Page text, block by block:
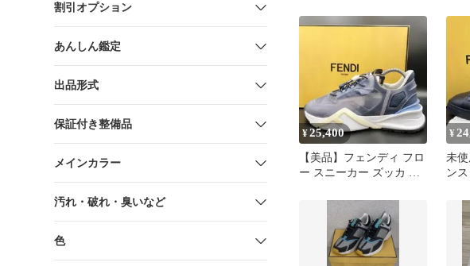
割引オプション
あんしん鑑定
出品形式
保証付き整備品
メインカラー
汚れ・破れ・臭いなど
色
¥25,400
【美品】フェンディ フロ
ー スニーカー ズッカ サ
¥
未
ン